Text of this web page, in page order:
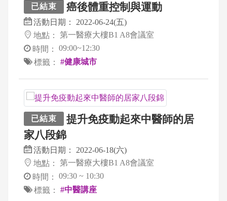
已結束 癌後體重控制與運動
活動日期：
2022-06-24(五)
地點：
第一醫療大樓B1 A8會議室
時間：
09:00~12:30
標籤：
#健康城市
已結束
提升免疫動起來中醫師的居
家八段錦
活動日期：
2022-06-18(六)
地點：
第一醫療大樓B1 A8會議室
時間：
09:30 ~ 10:30
標籤：
#中醫講座